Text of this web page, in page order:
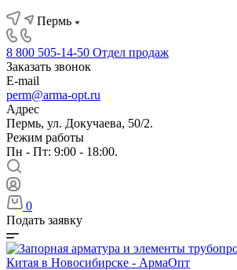
Пермь
8 800 505-14-50 Отдел продаж
Заказать звонок
E-mail
perm@arma-opt.ru
Адрес
Пермь, ул. Докучаева, 50/2.
Режим работы
Пн - Пт: 9:00 - 18:00.
0
Подать заявку